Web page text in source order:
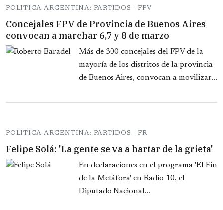
POLITICA ARGENTINA: PARTIDOS - FPV
Concejales FPV de Provincia de Buenos Aires
convocan a marchar 6,7 y 8 de marzo
Más de 300 concejales del FPV de la
mayoría de los distritos de la provincia
de Buenos Aires, convocan a movilizar...
POLITICA ARGENTINA: PARTIDOS - FR
Felipe Solá: 'La gente se va a hartar de la grieta'
En declaraciones en el programa 'El Fin
de la Metáfora' en Radio 10, el
Diputado Nacional...